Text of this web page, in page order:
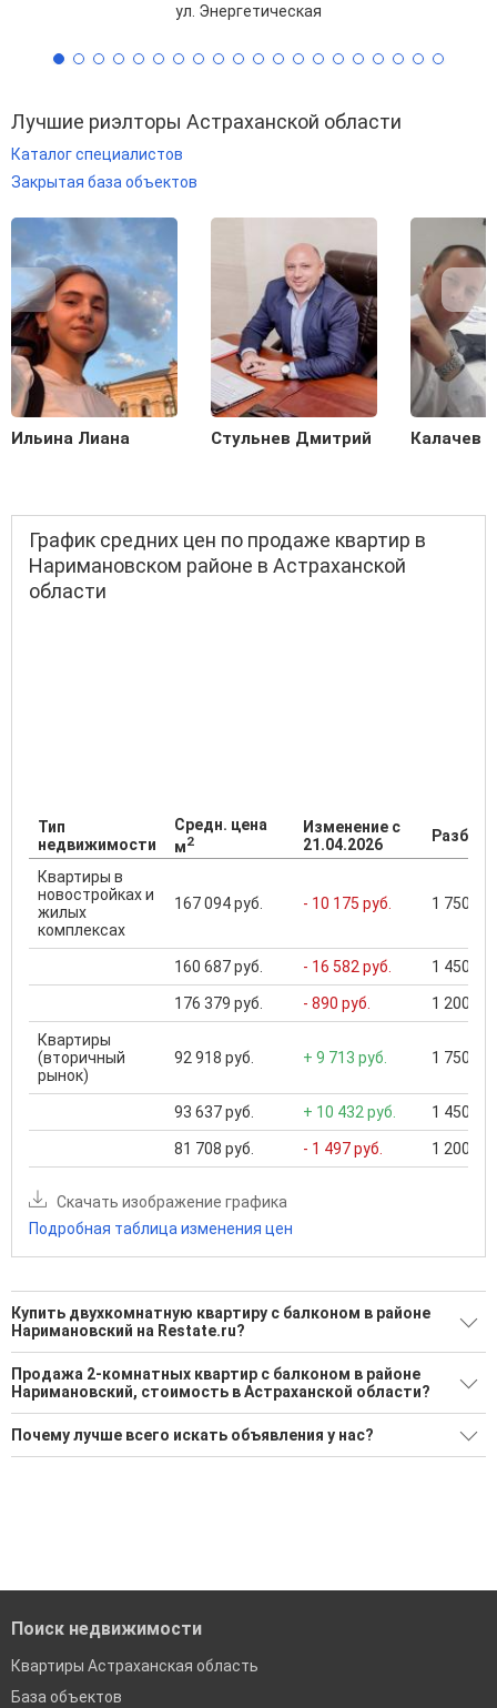
ул. Энергетическая
Лучшие риэлторы Астраханской области
Каталог специалистов
Закрытая база объектов
Ильина Лиана Стульнев Дмитрий Калачев
График средних цен по продаже квартир в
Наримановском районе в Астраханской
области
Тип
недвижимости
Средн. цена
м2
Изменение с
21.04.2026
Квартиры в
новостройках и
жилых
комплексах
167 094 руб. - 10 175 руб. 1 750
160 687 руб. - 16 582 руб. 1 450
176 379 руб. - 890 руб. 1 200
Квартиры
(вторичный
рынок)
92 918 руб. + 9 713 руб. 1 750
93 637 руб. + 10 432 руб. 1 450
81 708 руб. - 1 497 руб. 1 200
Скачать изображение графика
Подробная таблица изменения цен
Купить двухкомнатную квартиру с балконом в районе
Наримановский на Restate.ru?
Поможем Купить двухкомнатную квартиру с балконом в
районе Наримановский?
6 актуальных и проверенных объявлений
Воспользуйтесь нашим поиском по новостройкам, для
Продажа 2-комнатных квартир с балконом в районе
Наримановский, стоимость в Астраханской области?
Минимальная цена: 1 650 000 Р. Максимальная цена: 6 500
000 Р; Средняя: 2 748 333 Р
Почему лучше всего искать объявления у нас?
Поиск недвижимости
Квартиры Астраханская область
База объектов